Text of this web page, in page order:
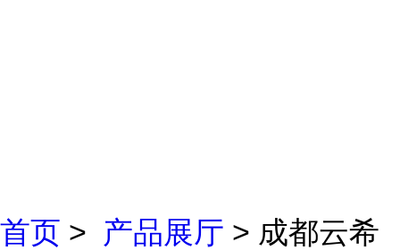
首页 > 产品展厅 > 成都云希